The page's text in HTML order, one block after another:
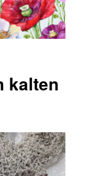
kalten